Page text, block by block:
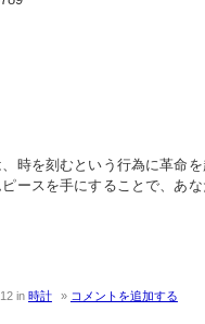
時を刻むという行為に革命
ースを手にすることで、あ
in 時計 コメントを追加する